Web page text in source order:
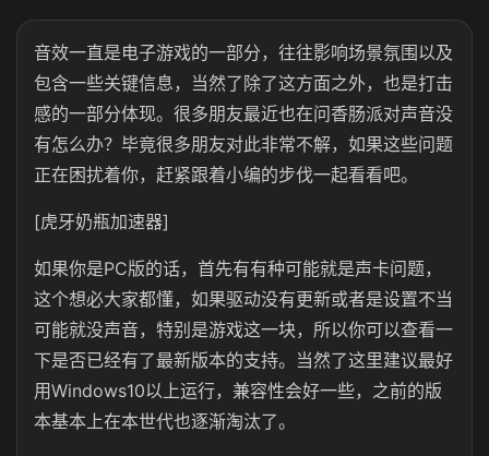
音效一直是电子游戏的一部分，往往影响场景氛围以及
包含一些关键信息，当然了除了这方面之外，也是打击
感的一部分体现。很多朋友最近也在问香肠派对声音没
有怎么办？毕竟很多朋友对此非常不解，如果这些问题
正在困扰着你，赶紧跟着小编的步伐一起看看吧。
[虎牙奶瓶加速器]
如果你是PC版的话，首先有有种可能就是声卡问题，
这个想必大家都懂，如果驱动没有更新或者是设置不当
可能就没声音，特别是游戏这一块，所以你可以查看一
下是否已经有了最新版本的支持。当然了这里建议最好
用Windows10以上运行，兼容性会好一些，之前的版
本基本上在本世代也逐渐淘汰了。